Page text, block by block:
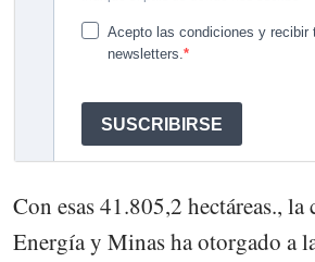
Con esas 41.805,2 hectáreas., la
Energía y Minas ha otorgado a